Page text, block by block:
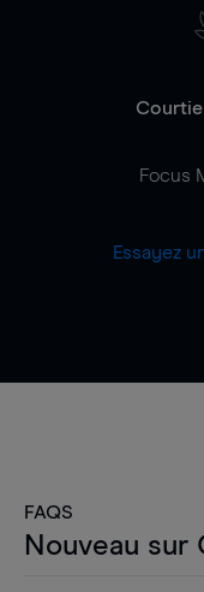
Focus
Essayez
FAQS
Nouveau sur